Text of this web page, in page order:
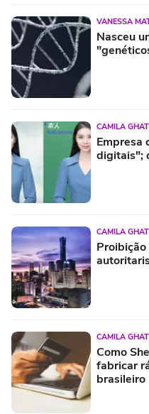
VANESSA
Nasceu
CAMILA
Empresa
digitais";
CAMILA
Proibição
CAMILA
Como
fabricar
brasileiro